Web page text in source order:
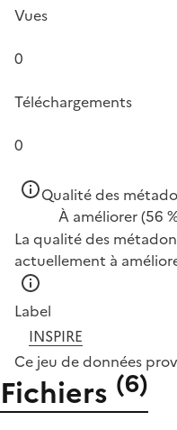
Vues
0
Téléchargements
0
Qualité des
À améliorer(56
La qualité des
actuellement à
Label
INSPIRE
Ce jeu de données
Fichiers (6)